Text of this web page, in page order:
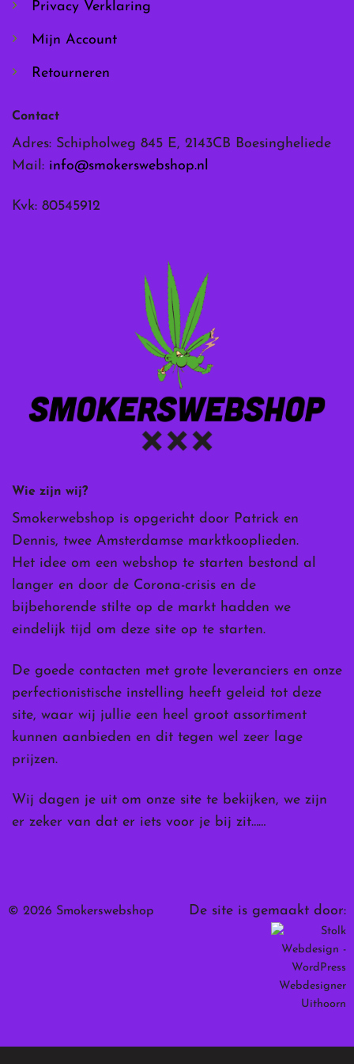
Wie zijn wij?
Smokerwebshop is opgericht door Patrick en
Dennis, twee Amsterdamse marktkooplieden.
Het idee om een webshop te starten bestond al
langer en door de Corona-crisis en de
bijbehorende stilte op de markt hadden we
eindelijk tijd om deze site op te starten.
De goede contacten met grote leveranciers en onze
perfectionistische instelling heeft geleid tot deze
site, waar wij jullie een heel groot assortiment
kunnen aanbieden en dit tegen wel zeer lage
prijzen.
Wij dagen je uit om onze site te bekijken, we zijn
er zeker van dat er iets voor je bij zit……
Privacy Verklaring
Mijn Account
Retourneren
Contact
Adres: Schipholweg 845 E, 2143CB Boesingheliede
Mail: info@smokerswebshop.nl
Kvk: 80545912
© 2026 Smokerswebshop De site is gemaakt door: